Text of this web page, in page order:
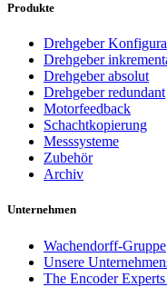
Produkte
Drehgeber
Drehgeber
Drehgeber absolut
Drehgeber redundant
Motorfeedback
Schachtkopierung
Messsysteme
Zubehör
Archiv
Unternehmen
Wachendorff-Gruppe
Unsere
The Encoder